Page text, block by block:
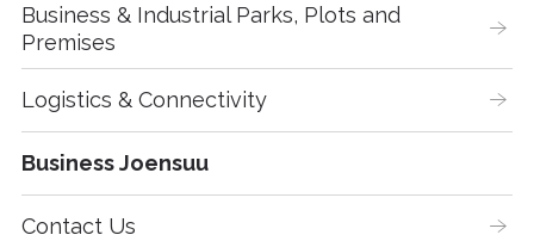
Business & Industrial Parks, Plots and
Premises
Logistics & Connectivity
Business Joensuu
Contact Us